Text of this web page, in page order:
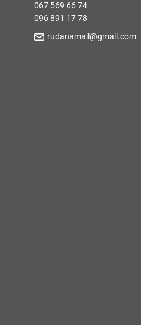
067 569 66 74
096 891 17 78
rudanamail@gmail.com